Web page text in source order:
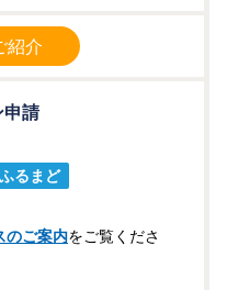
紹介
申請
ふるまど
のご案内をご覧くださ